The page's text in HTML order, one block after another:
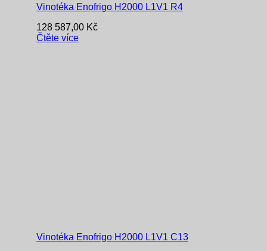
Vinotéka Enofrigo H2000 L1V1 R4
128 587,00 Kč
Čtěte více
Vinotéka Enofrigo H2000 L1V1 C13